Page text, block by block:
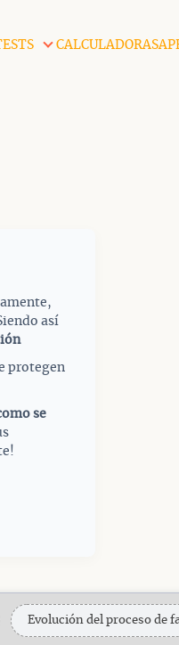
CALCULADORAS
así
protegen
se
Evolución del proceso de